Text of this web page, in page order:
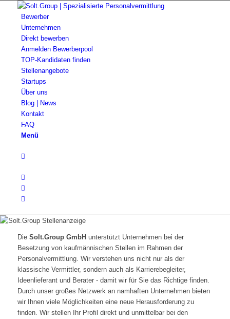
Bewerber
Unternehmen
Direkt bewerben
Anmelden Bewerberpool
TOP-Kandidaten finden
Stellenangebote
Startups
Über uns
Blog | News
Kontakt
FAQ
Menü
Die Solt.Group GmbH unterstützt Unternehmen bei der
Besetzung von kaufmännischen Stellen im Rahmen der
Personalvermittlung. Wir verstehen uns nicht nur als der
klassische Vermittler, sondern auch als Karrierebegleiter,
Ideenlieferant und Berater - damit wir für Sie das Richtige finden.
Durch unser großes Netzwerk an namhaften Unternehmen bieten
wir Ihnen viele Möglichkeiten eine neue Herausforderung zu
finden. Wir stellen Ihr Profil direkt und unmittelbar bei den